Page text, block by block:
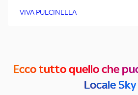
VIVA PULCINELLA
Ecco tutto quello che
Locale Sky